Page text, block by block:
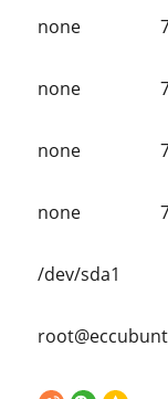
none
none
none
none
/dev/sda1